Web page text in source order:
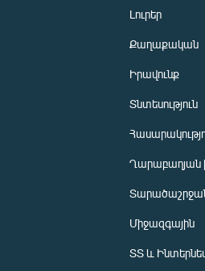
Լուրեր
Քաղաքական
Իրավունք
Տնտեսություն
Ղարաբաղյան
Միջազգային
ՏՏ և